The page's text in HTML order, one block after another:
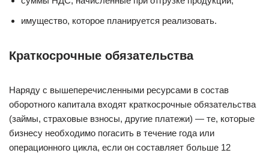
имущество, которое планируется реализовать.
Краткосрочные обязательства
Наряду с вышеперечисленными ресурсами в состав
оборотного капитала входят краткосрочные обязательства
(займы, страховые взносы, другие платежи) — те, которые
бизнесу необходимо погасить в течение года или
операционного цикла, если он составляет больше 12